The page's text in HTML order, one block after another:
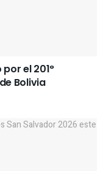
el 201°
Bolivia